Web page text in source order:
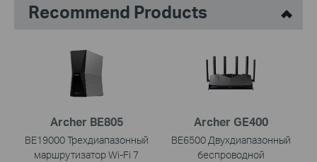
Recommend Products
Archer BE805
BE19000 Трехдиапазонный
маршрутизатор Wi-Fi 7
Archer GE400
BE6500 Двухдиапазонный
беспроводной